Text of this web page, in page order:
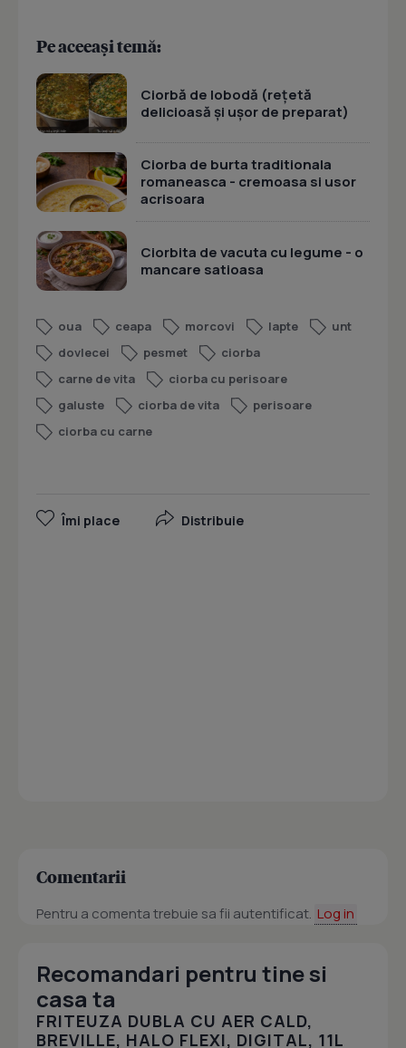
Pe aceeași temă:
Ciorbă de lobodă (rețetă
delicioasă și ușor de preparat)
Ciorba de burta traditionala
romaneasca - cremoasa si usor
acrisoara
Ciorbita de vacuta cu legume - o
mancare satioasa
oua ceapa morcovi lapte
unt
dovlecei
pesmet
ciorba
carne de vita
ciorba cu perisoare
galuste
ciorba de vita
perisoare
ciorba cu carne
Îmi place Distribuie
Comentarii
Pentru a comenta trebuie sa fii autentificat. Log in
Recomandari pentru tine si
casa ta
FRITEUZA DUBLA CU AER CALD,
BREVILLE, HALO FLEXI, DIGITAL, 11L